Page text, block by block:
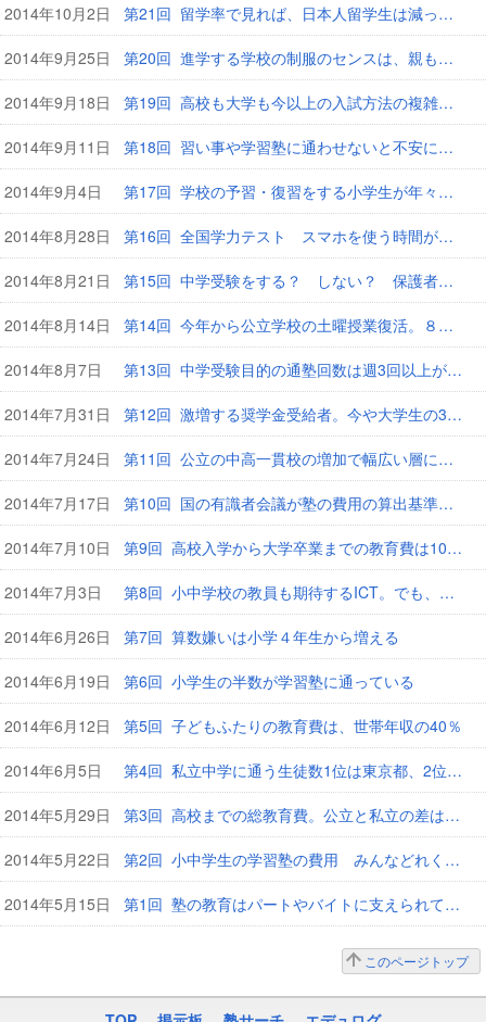
2014年10月2日 第21回 留学率で見れば、日本人留学生は減っていない
2014年9月25日 第20回 進学する学校の制服のセンスは、親も子も重視している
2014年9月18日 第19回 高校も大学も今以上の入試方法の複雑化は望んでいない
2014年9月11日 第18回 習い事や学習塾に通わせないと不安に思う親は半数以上
2014年9月4日 第17回 学校の予習・復習をする小学生が年々増えている！
2014年8月28日 第16回 全国学力テスト スマホを使う時間が短いほど学力が高い
2014年8月21日 第15回 中学受験をする？ しない？ 保護者の検討期間が長期化
2014年8月14日 第14回 今年から公立学校の土曜授業復活。８割の親たちが歓迎
2014年8月7日 第13回 中学受験目的の通塾回数は週3回以上が6割
2014年7月31日 第12回 激増する奨学金受給者。今や大学生の3人にひとりが利用
2014年7月24日 第11回 公立の中高一貫校の増加で幅広い層に中学受験のチャンス
2014年7月17日 第10回 国の有識者会議が塾の費用の算出基準などの情報公開を促す
2014年7月10日 第9回 高校入学から大学卒業までの教育費は1000万円超！
2014年7月3日 第8回 小中学校の教員も期待するICT。でも、その効果は限定的？
2014年6月26日 第7回 算数嫌いは小学４年生から増える
2014年6月19日 第6回 小学生の半数が学習塾に通っている
2014年6月12日 第5回 子どもふたりの教育費は、世帯年収の40％
2014年6月5日 第4回 私立中学に通う生徒数1位は東京都、2位は高知県
2014年5月29日 第3回 高校までの総教育費。公立と私立の差は3倍以上！
2014年5月22日 第2回 小中学生の学習塾の費用 みんなどれくらいかけている？
2014年5月15日 第1回 塾の教育はパートやバイトに支えられている
このページトップ